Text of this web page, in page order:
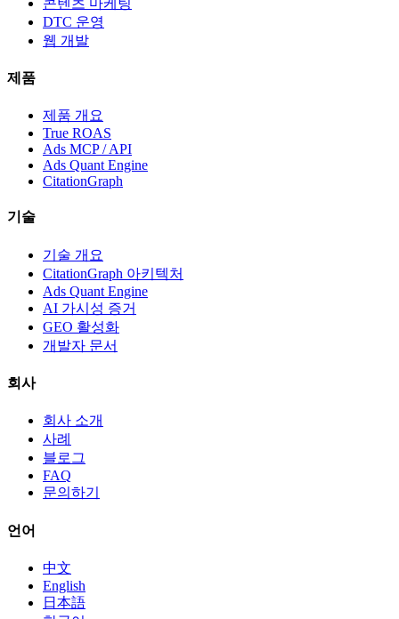
DTC 운영
웹 개발
제품
제품 개요
True ROAS
Ads MCP / API
Ads Quant Engine
CitationGraph
기술
기술 개요
CitationGraph 아키텍처
Ads Quant Engine
AI 가시성 증거
GEO 활성화
개발자 문서
회사
회사 소개
사례
블로그
FAQ
문의하기
언어
中文
English
日本語